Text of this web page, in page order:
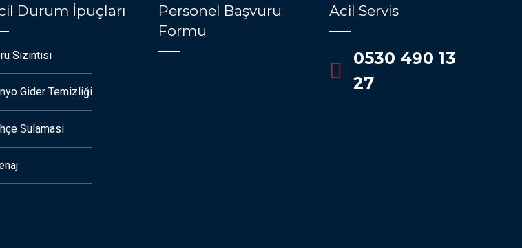
Durum İpuçları
Sızıntısı
Gider Temizliği
Sulaması
Personel Başvuru
Formu
Acil Servis
0530 490 13
27